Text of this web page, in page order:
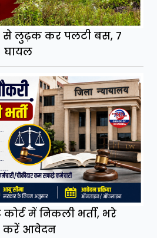
से लुढ़क कर पलटी बस, 7
घायल
कोर्ट में निकली भर्ती, भरे
करें आवेदन